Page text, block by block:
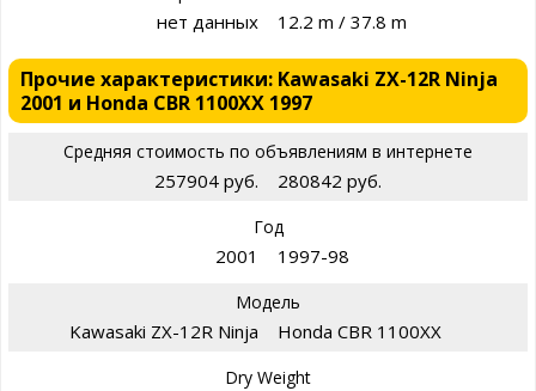
нет данных 12.2 m / 37.8 m
Прочие характеристики: Kawasaki ZX-12R Ninja
2001 и Honda CBR 1100XX 1997
Средняя стоимость по объявлениям в интернете
257904 руб. 280842 руб.
Год
2001 1997-98
Модель
Kawasaki ZX-12R Ninja Honda CBR 1100XX
Dry Weight